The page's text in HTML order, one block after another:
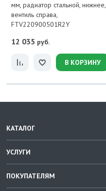
мм, радиатор стальной, нижнее,
вентиль справа,
FTV220900501R2Y
12 035 руб.
В КОРЗИНУ
КАТАЛОГ
УСЛУГИ
ПОКУПАТЕЛЯМ